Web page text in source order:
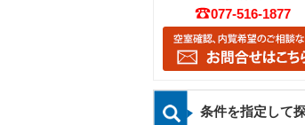
077-516-1877
条件を指定して